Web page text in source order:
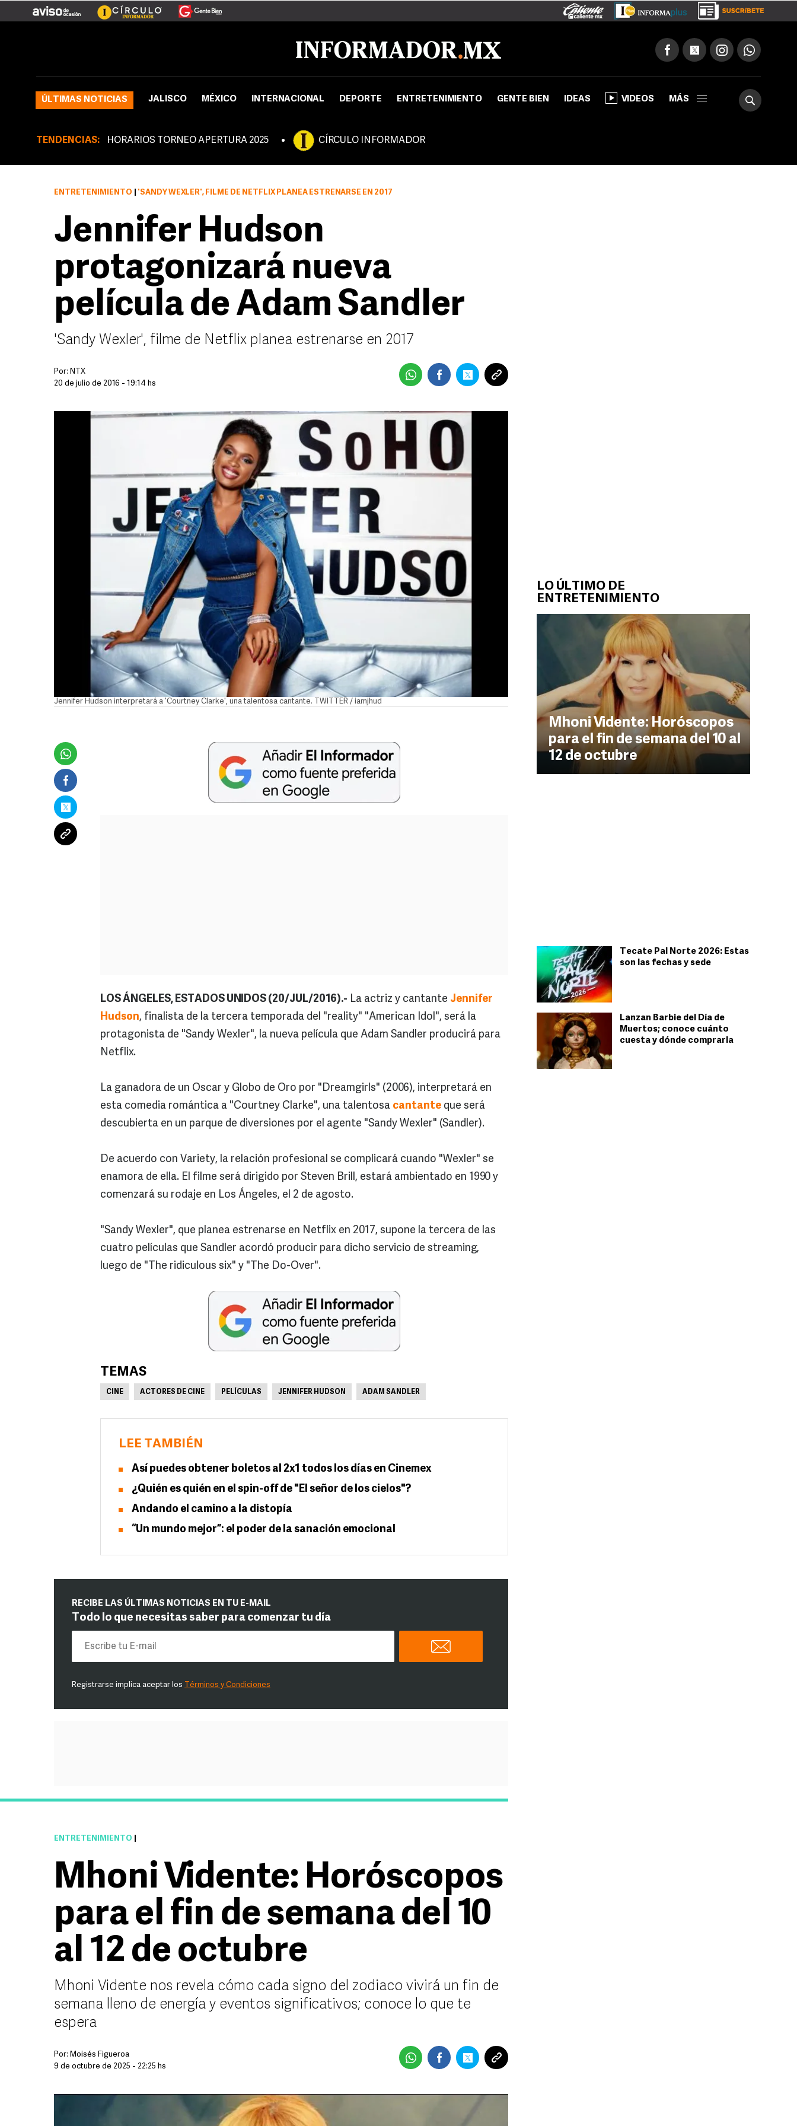
ÚLTIMAS NOTICIAS JALISCO MÉXICO INTERNACIONAL DEPORTE ENTRETENIMIENTO GENTE BIEN IDEAS VIDEOS MÁS
TENDENCIAS: HORARIOS TORNEO APERTURA 2025 CÍRCULO INFORMADOR
LO ÚLTIMO DE
ENTRETENIMIENTO
Mhoni Vidente: Horóscopos
para el fin de semana del 10 al
12 de octubre
Tecate Pal Norte 2026: Estas
son las fechas y sede
Lanzan Barbie del Día de
Muertos; conoce cuánto
cuesta y dónde comprarla
ENTRETENIMIENTO 'SANDY WEXLER', FILME DE NETFLIX PLANEA ESTRENARSE EN 2017
Jennifer Hudson
protagonizará nueva
película de Adam Sandler
'Sandy Wexler', filme de Netflix planea estrenarse en 2017
Por: NTX
20 de julio de 2016 - 19:14 hs
Jennifer Hudson interpretará a 'Courtney Clarke', una talentosa cantante. TWITTER / iamjhud
LOS ÁNGELES, ESTADOS UNIDOS (20/JUL/2016).- La actriz y cantante Jennifer
Hudson, finalista de la tercera temporada del "reality" "American Idol", será la
protagonista de "Sandy Wexler", la nueva película que Adam Sandler producirá para
Netflix.
La ganadora de un Oscar y Globo de Oro por "Dreamgirls" (2006), interpretará en
esta comedia romántica a "Courtney Clarke", una talentosa cantante que será
descubierta en un parque de diversiones por el agente "Sandy Wexler" (Sandler).
De acuerdo con Variety, la relación profesional se complicará cuando "Wexler" se
enamora de ella. El filme será dirigido por Steven Brill, estará ambientado en 1990 y
comenzará su rodaje en Los Ángeles, el 2 de agosto.
"Sandy Wexler", que planea estrenarse en Netflix en 2017, supone la tercera de las
cuatro películas que Sandler acordó producir para dicho servicio de streaming,
luego de "The ridiculous six" y "The Do-Over".
TEMAS
CINE ACTORES DE CINE PELÍCULAS JENNIFER HUDSON ADAM SANDLER
LEE TAMBIÉN
Así puedes obtener boletos al 2x1 todos los días en Cinemex
¿Quién es quién en el spin-off de "El señor de los cielos"?
Andando el camino a la distopía
“Un mundo mejor”: el poder de la sanación emocional
RECIBE LAS ÚLTIMAS NOTICIAS EN TU E-MAIL
Todo lo que necesitas saber para comenzar tu día
Registrarse implica aceptar los Términos y Condiciones
ENTRETENIMIENTO
Mhoni Vidente: Horóscopos
para el fin de semana del 10
al 12 de octubre
Mhoni Vidente nos revela cómo cada signo del zodiaco vivirá un fin de
semana lleno de energía y eventos significativos; conoce lo que te
espera
Por: Moisés Figueroa
9 de octubre de 2025 - 22:25 hs